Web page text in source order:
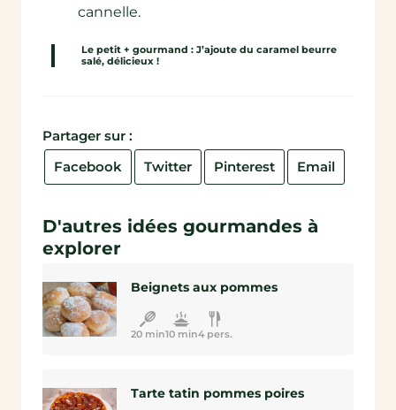
cannelle.
Le petit + gourmand : J’ajoute du caramel beurre
salé, délicieux !
Partager sur :
Facebook
Twitter Pinterest Email
D'autres idées gourmandes à
explorer
Beignets aux pommes
20 min10 min4 pers.
Tarte tatin pommes poires